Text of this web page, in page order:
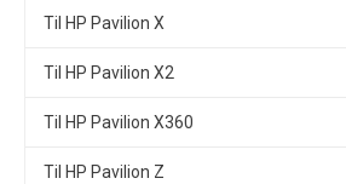
Til HP Pavilion X
Til HP Pavilion X2
Til HP Pavilion X360
Til HP Pavilion Z